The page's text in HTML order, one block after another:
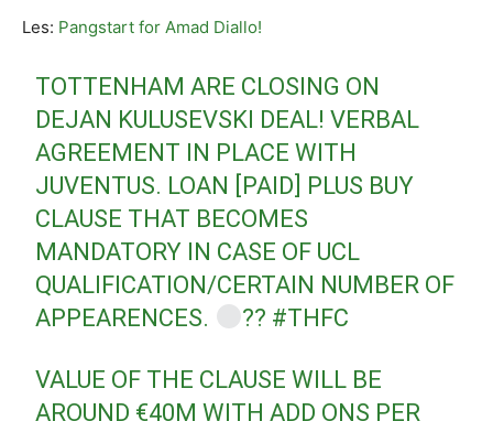
Les: Pangstart for Amad Diallo!
TOTTENHAM ARE CLOSING ON
DEJAN KULUSEVSKI DEAL! VERBAL
AGREEMENT IN PLACE WITH
JUVENTUS. LOAN [PAID] PLUS BUY
CLAUSE THAT BECOMES
MANDATORY IN CASE OF UCL
QUALIFICATION/CERTAIN NUMBER OF
APPEARENCES.
?? #THFC
VALUE OF THE CLAUSE WILL BE
AROUND €40M WITH ADD ONS PER